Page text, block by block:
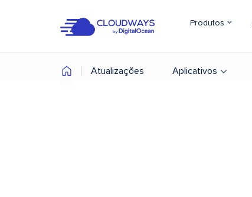
Produtos
Atualizações Aplicativos